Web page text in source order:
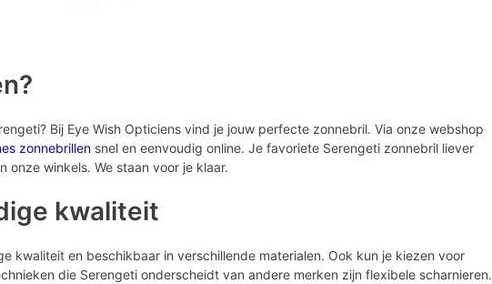
Bij Eye Wish Opticiens vind je jouw perfecte zonnebril. Via onze webshop
zonnebrillen snel en eenvoudig online. Je favoriete Serengeti zonnebril liever
onze winkels. We staan voor je klaar.
kwaliteit
kwaliteit en beschikbaar in verschillende materialen. Ook kun je kiezen voor
die Serengeti onderscheidt van andere merken zijn flexibele scharnieren.